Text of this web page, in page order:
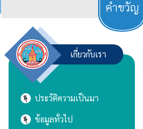
เกี่ยวกับเรา
ประวัติความเป็นมา
ข้อมูลทั่วไป